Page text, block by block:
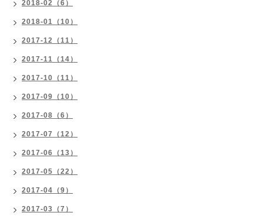
2018-02（6）
2018-01（10）
2017-12（11）
2017-11（14）
2017-10（11）
2017-09（10）
2017-08（6）
2017-07（12）
2017-06（13）
2017-05（22）
2017-04（9）
2017-03（7）